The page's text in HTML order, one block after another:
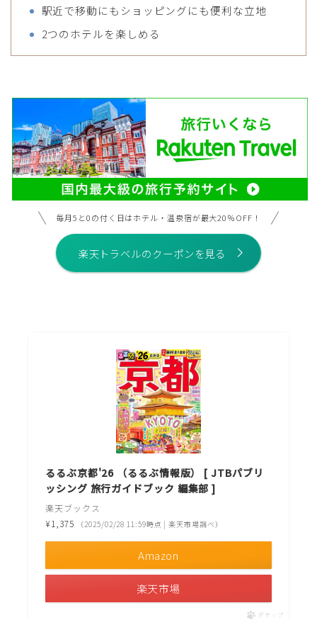
駅近で移動にもショッピングにも便利な立地
2つのホテルを楽しめる
毎月5と0の付く日はホテル・温泉宿が最大20％OFF！
楽天トラベルのクーポンを見る
るるぶ京都'26 （るるぶ情報版） [ JTBパブリ
ッシング 旅行ガイドブック 編集部 ]
楽天ブックス
¥1,375
（2025/02/28 11:59時点 | 楽天市場調べ）
Amazon
楽天市場
ポチップ